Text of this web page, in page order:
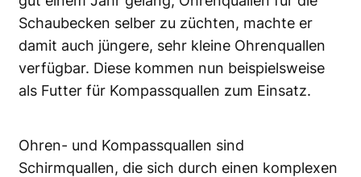
Schaubecken selber zu züchten, machte er
damit auch jüngere, sehr kleine Ohrenquallen
verfügbar. Diese kommen nun beispielsweise
als Futter für Kompassquallen zum Einsatz.
Ohren- und Kompassquallen sind
Schirmquallen, die sich durch einen komplexen